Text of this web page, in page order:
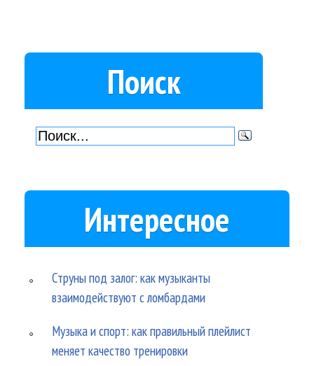
Поиск
Интересное
Струны под залог: как музыканты
взаимодействуют с ломбардами
Музыка и спорт: как правильный плейлист
меняет качество тренировки